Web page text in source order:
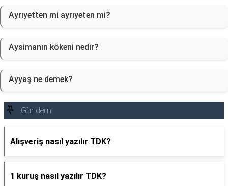
Ayrıyetten mi ayrıyeten mi?
Aysimanın kökeni nedir?
Ayyaş ne demek?
Gündem
Alışveriş nasıl yazılır TDK?
1 kuruş nasıl yazılır TDK?